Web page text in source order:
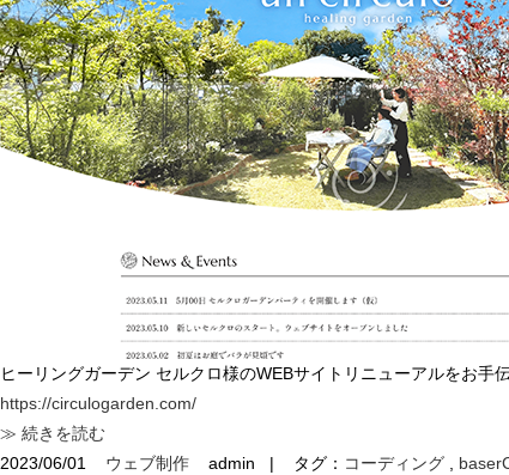
ヒーリングガーデン セルクロ様のWEBサイトリニューアルをお手
https://circulogarden.com/
≫ 続きを読む
2023/06/01
ウェブ制作 admin | タグ： コーディング